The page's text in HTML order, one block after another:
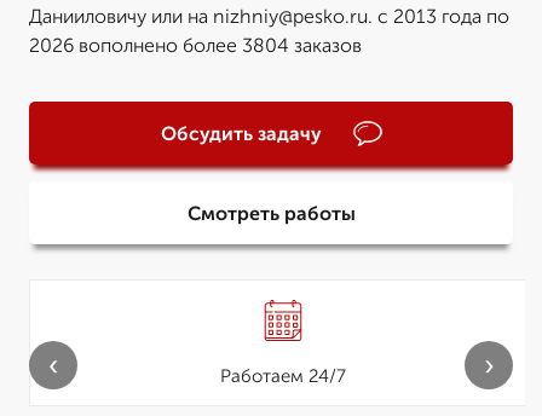
Данииловичу или на nizhniy@pesko.ru. с 2013 года по
2026 вополнено более 3804 заказов
Обсудить задачу
Смотреть работы
Работаем 24/7
‹ ›